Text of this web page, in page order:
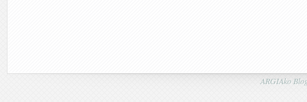
ARGIAko